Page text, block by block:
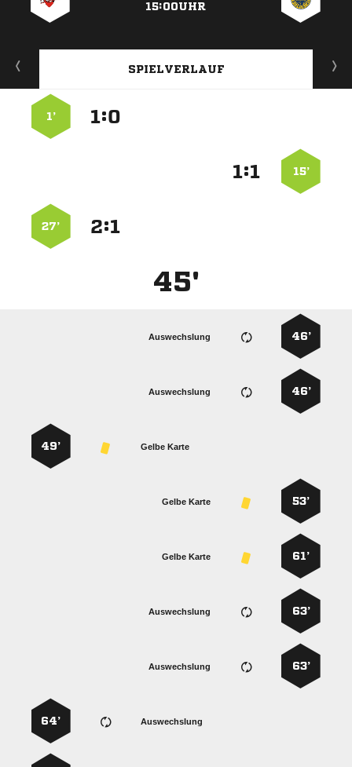
15:00UHR
SPIELVERLAUF
:
1’
15’
:
:
27’
45'
46’
Auswechslung
46’
Auswechslung
Gelbe Karte
49’
53’
Gelbe Karte
61’
Gelbe Karte
63’
Auswechslung
63’
Auswechslung
Auswechslung
64’